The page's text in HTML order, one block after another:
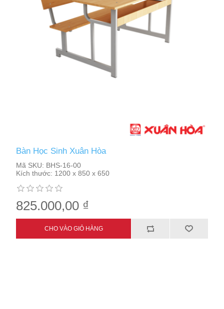
Bàn Học Sinh Xuân Hòa
Mã SKU: BHS-16-00
Kích thước: 1200 x 850 x 650
825.000,00 ₫